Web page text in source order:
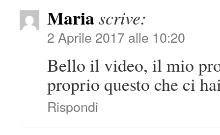
Mariascrive:
2 Aprile 2017 alle 10:20
Bello il video, il mio
proprio questo che ci
Rispondi